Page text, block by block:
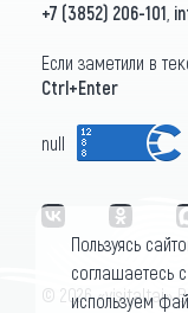
+7 (3852) 206-101
Если заметили в
Ctrl+Enter
null
© 2026 «visitaltai»
Пользуясь
соглашаетесь
используем